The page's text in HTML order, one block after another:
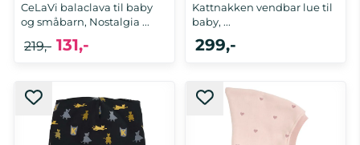
CeLaVi balaclava til baby
og småbarn, Nostalgia ...
48
131,-
219,-
Kattnakken vendbar lue til
baby, ...
6-12 mnd
299,-